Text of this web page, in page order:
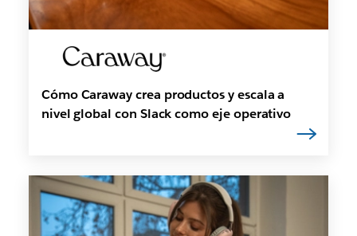
Cómo Caraway crea productos y escala a
nivel global con Slack como eje operativo